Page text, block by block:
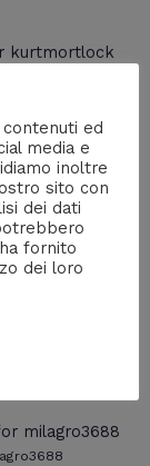
ed
media e
inoltre
sito con
dei dati
fornito
dei loro